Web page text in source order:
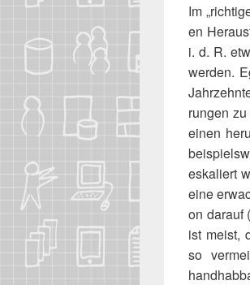
Im
en
i. d. R.
wer­den.
run­gen
einen
eska­liert
eine
on dar­auf
ist meist,
so